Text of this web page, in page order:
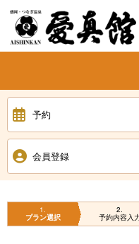
予約
会員登録
1
プラン選択
2
予約内容入